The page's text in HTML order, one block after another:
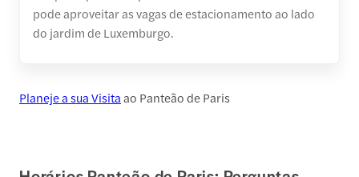
pode aproveitar as vagas de estacionamento ao lado
do jardim de Luxemburgo.
Planeje a sua Visitaao Panteão de Paris